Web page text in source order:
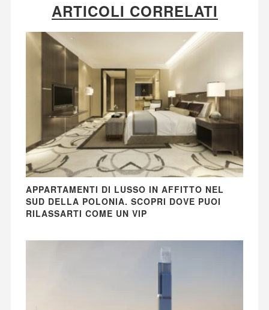
ARTICOLI CORRELATI
APPARTAMENTI DI LUSSO IN AFFITTO NEL
SUD DELLA POLONIA. SCOPRI DOVE PUOI
RILASSARTI COME UN VIP